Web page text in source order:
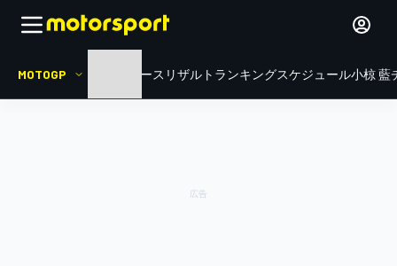
MOTOGP ニュース リザルト ランキングスケジュール小椋 藍